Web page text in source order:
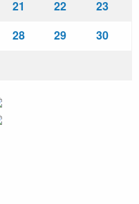
21 22
23
28 29
30